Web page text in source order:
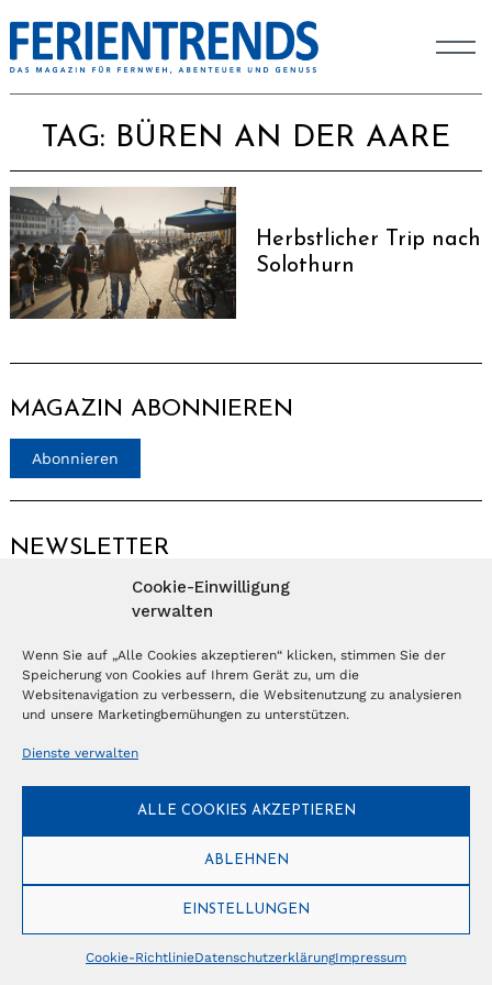
Cookie-Einwilligung
verwalten
Wenn Sie auf „Alle Cookies akzeptieren“ klicken, stimmen Sie der
Speicherung von Cookies auf Ihrem Gerät zu, um die
Websitenavigation zu verbessern, die Websitenutzung zu analysieren
und unsere Marketingbemühungen zu unterstützen.
Dienste verwalten
ALLE COOKIES AKZEPTIEREN
ABLEHNEN
EINSTELLUNGEN
Cookie-RichtlinieDatenschutzerklärungImpressum
TAG: BÜREN AN DER AARE
Herbstlicher Trip nach
Solothurn
MAGAZIN ABONNIEREN
Abonnieren
NEWSLETTER
© Copyright 2026 – Ferientrends // info@tlvg.ch// +41 31 300 30 85 //
Tourismus Lifestyle Verlag GmbH // Frohbergweg 1 - CH-3012 Bern //
Datenschutzerklärung//Impressum